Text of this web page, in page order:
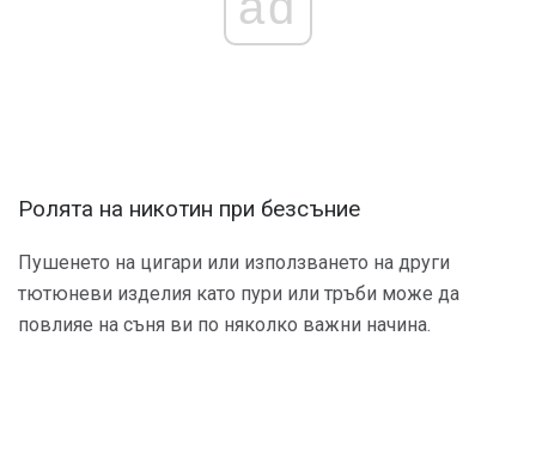
Ролята на никотин при безсъние
Пушенето на цигари или използването на други
тютюневи изделия като пури или тръби може да
повлияе на съня ви по няколко важни начина.